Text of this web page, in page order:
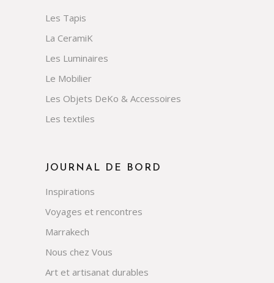
Les Tapis
La CeramiK
Les Luminaires
Le Mobilier
Les Objets DeKo & Accessoires
Les textiles
JOURNAL DE BORD
Inspirations
Voyages et rencontres
Marrakech
Nous chez Vous
Art et artisanat durables